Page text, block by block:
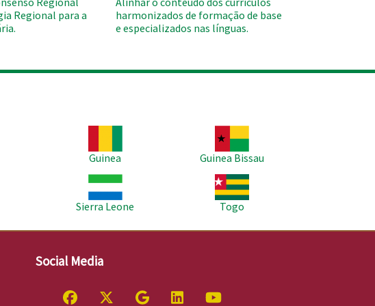
Regional para a
harmonizados de formação de base
e especializados nas línguas.
Guinea
Guinea Bissau
Imagem
Sierra Leone
Imagem
Togo
Social Media